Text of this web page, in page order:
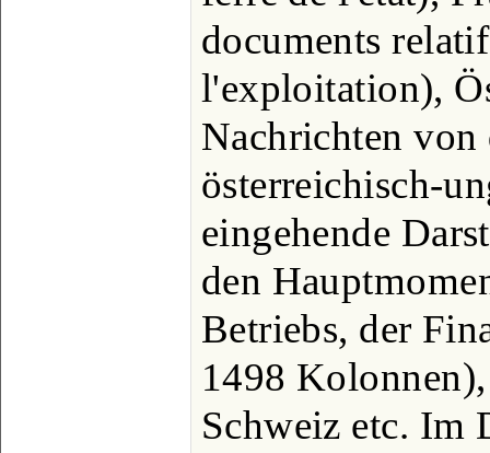
documents
l'exploitation),
Nachrichten von
österreichisch-
eingehende
den
Betriebs, der
1498
Schweiz etc. Im